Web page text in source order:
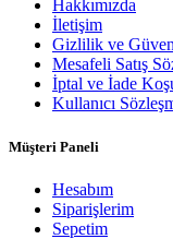
Hakkımızda
İletişim
Gizlilik ve
Mesafeli Satış
İptal ve İade
Kullanıcı
Müşteri Paneli
Hesabım
Siparişlerim
Sepetim